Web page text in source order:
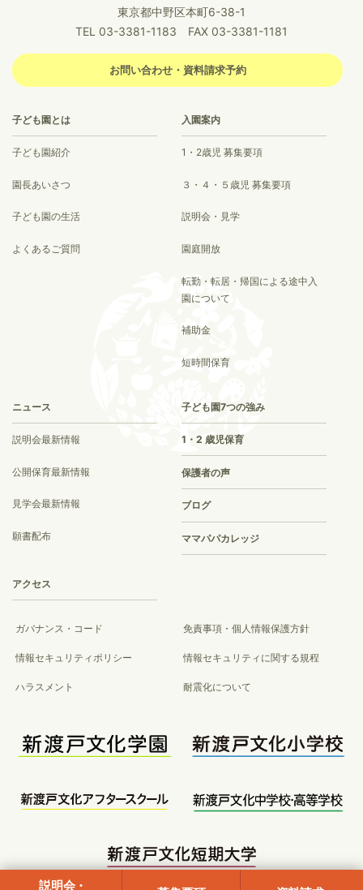
説明会・
東京都中野区本町6-38-1
TEL 03-3381-1183 FAX 03-3381-1181
お問い合わせ・資料請求予約
子ども園とは
子ども園紹介
園長あいさつ
子ども園の生活
よくあるご質問
入園案内
1・2歳児 募集要項
３・４・５歳児 募集要項
説明会・見学
園庭開放
転勤・転居・帰国による途中入
園について
補助金
短時間保育
ニュース
説明会最新情報
公開保育最新情報
見学会最新情報
願書配布
子ども園7つの強み
1・2 歳児保育
保護者の声
ブログ
ママパパカレッジ
アクセス
ガバナンス・コード 免責事項・個人情報保護方針
情報セキュリティポリシー 情報セキュリティに関する規程
ハラスメント 耐震化について